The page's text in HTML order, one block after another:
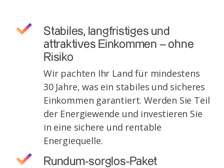
Stabiles, langfristiges und
attraktives Einkommen – ohne
Risiko
Wir pachten Ihr Land für mindestens
30 Jahre, was ein stabiles und sicheres
Einkommen garantiert. Werden Sie Teil
der Energiewende und investieren Sie
in eine sichere und rentable
Energiequelle.
Rundum-sorglos-Paket